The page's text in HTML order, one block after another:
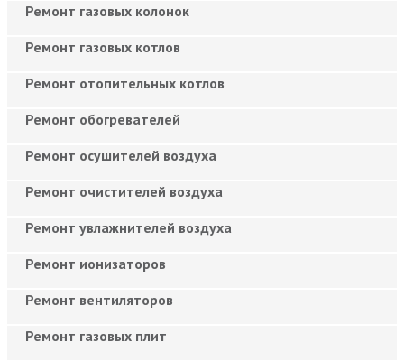
Ремонт газовых колонок
Ремонт газовых котлов
Ремонт отопительных котлов
Ремонт обогревателей
Ремонт осушителей воздуха
Ремонт очистителей воздуха
Ремонт увлажнителей воздуха
Ремонт ионизаторов
Ремонт вентиляторов
Ремонт газовых плит